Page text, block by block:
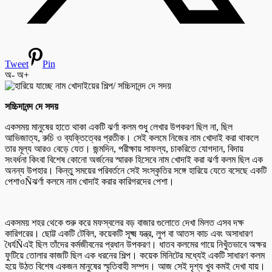
Tweet
Pin
অ- অ+
সচ্চিদানন্দ দে সদয়
একসময় মানুষের হাতে থাকা একটি ঝর্ণা কলম শুধু লেখার উপকরণ ছিল না, ছিল
আভিজাত্য, রুচি ও ব্যক্তিত্বের প্রতীক। সেই কলমে নিজের নাম খোদাই করা থাকলে
তার মূল্য আরও বেড়ে যেত। জন্মদিন, পরীক্ষায় সাফল্য, চাকরিতে যোগদান, বিদায়
সংবর্ধনা কিংবা বিশেষ কোনো অর্জনের স্মারক হিসেবে নাম খোদাই করা ঝর্ণা কলম ছিল এক
অনন্য উপহার। কিন্তু সময়ের পরিবর্তনে সেই সংস্কৃতির সঙ্গে হারিয়ে যেতে বসেছে একটি
পেশাওÑঝর্ণা কলমে নাম খোদাই করার কারিগরদের পেশা।
একসময় শহর থেকে শুরু করে মফস্বলের বড় বাজার গুলোতে দেখা মিলত এসব দক্ষ
কারিগরের। ছোট্ট একটি টেবিল, কয়েকটি সূক্ষ্ম যন্ত্র, লুপ বা আতস কাচ এবং অসাধারণ
ধৈর্যÑএই ছিল তাঁদের কর্মজীবনের প্রধান উপকরণ। ধাতব কলমের গায়ে নিখুঁতভাবে অক্ষর
ফুটিয়ে তোলার কাজটি ছিল এক ধরনের শিল্প। কয়েক মিনিটের মধ্যেই একটি সাধারণ কলম
হয়ে উঠত বিশেষ একজন মানুষের স্মৃতিবাহী সম্পদ। আজ সেই দৃশ্য খুব কমই দেখা যায়।